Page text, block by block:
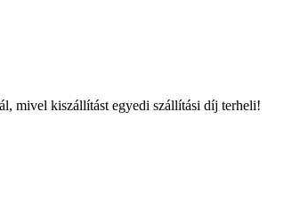
mivel kiszállítást egyedi szállítási díj terheli!